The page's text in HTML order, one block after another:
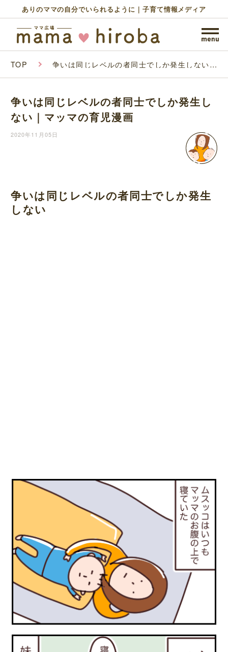
ありのママの自分でいられるように｜子育て情報メディア
TOP 争いは同じレベルの者同士でしか発生しない｜
争いは同じレベルの者同士でしか発生し
ない｜マッマの育児漫画
2020年11月05日
争いは同じレベルの者同士でしか発生
しない